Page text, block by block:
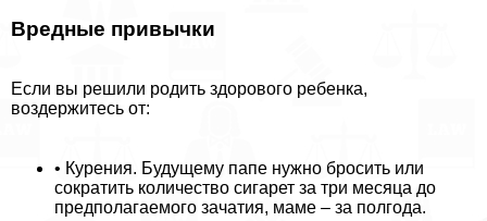
Вредные привычки
Если вы решили родить здорового ребенка,
воздержитесь от:
• Курения. Будущему папе нужно бросить или
сократить количество сигарет за три месяца до
предполагаемого зачатия, маме – за полгода.